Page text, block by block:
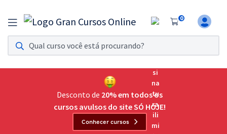
0
Assinatura Ilimitada 11
Acesso a todos os cursos. Teste grátis por 7 dias!
Assinatura OAB Até Passar
Acesso ilimitado a toda preparação para o Exame da
Desconto de 20% em todos os
cursos avulsos do site SÓ HOJE!
Conhecer cursos